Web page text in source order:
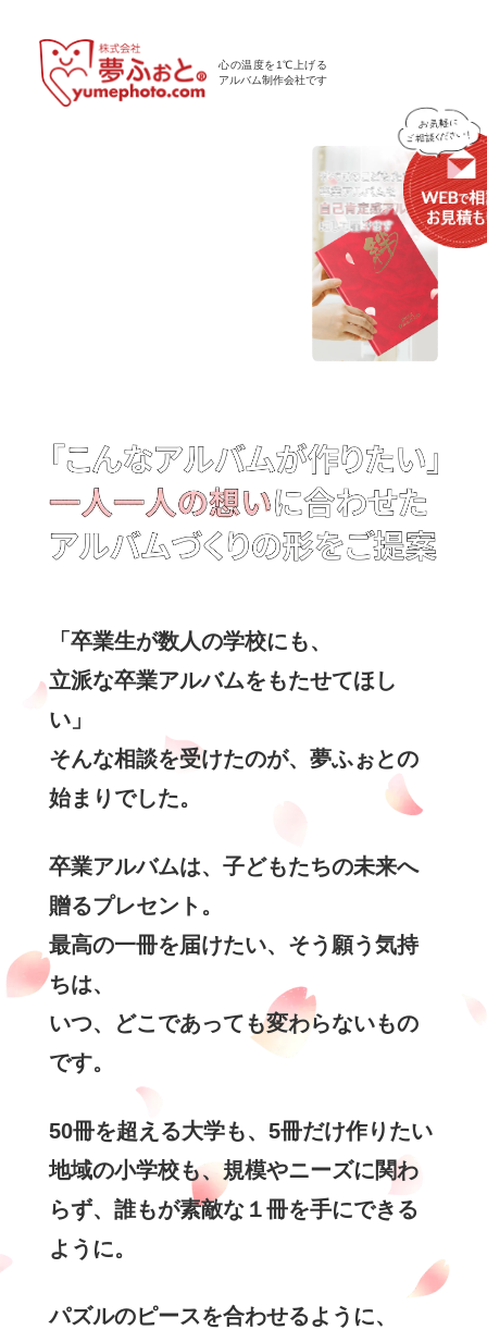
心の温度を1℃上げる
アルバム制作会社です
「卒業生が数人の学校にも、
立派な卒業アルバムをもたせてほし
い」
そんな相談を受けたのが、夢ふぉとの
始まりでした。
卒業アルバムは、子どもたちの未来へ
贈るプレセント。
最高の一冊を届けたい、そう願う気持
ちは、
いつ、どこであっても変わらないもの
です。
50冊を超える大学も、5冊だけ作りたい
地域の小学校も、規模やニーズに関わ
らず、誰もが素敵な１冊を手にできる
ように。
パズルのピースを合わせるように、